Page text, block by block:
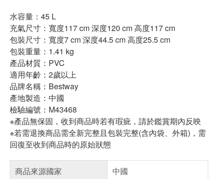
水容量：45 L
充氣尺寸：寬度117 cm 深度120 cm 高度117 cm
包裝尺寸：寬度7 cm 深度44.5 cm 高度25.5 cm
包裝重量：1.41 kg
產品材質：PVC
適用年齡：2歲以上
品牌名稱：Bestway
產地製造：中國
檢驗編號：M43468
※產品無保固，收到商品時若有瑕疵，請於鑑賞期內反映
※若需退換商品需全新完整且包裝完整(含內袋、外箱)，需
回復至收到商品時的原始狀態
商品來源國家 中國